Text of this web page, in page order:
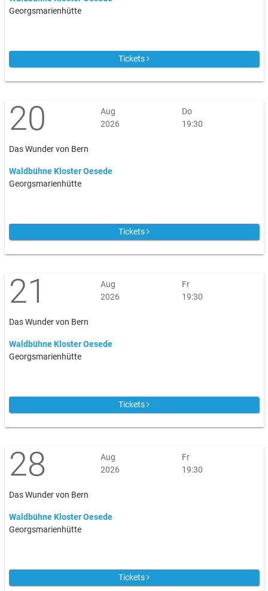
Georgsmarienhütte
Tickets
20
Aug
2026
Do
19:30
Das Wunder von Bern
Waldbühne Kloster Oesede
Georgsmarienhütte
Tickets
21
Aug
2026
Fr
19:30
Das Wunder von Bern
Waldbühne Kloster Oesede
Georgsmarienhütte
Tickets
28
Aug
2026
Fr
19:30
Das Wunder von Bern
Waldbühne Kloster Oesede
Georgsmarienhütte
Tickets